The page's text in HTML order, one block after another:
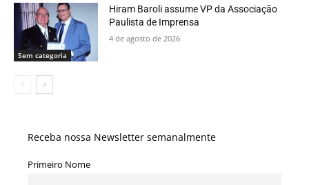
Sem categoria
Hiram Baroli assume VP da Associação
Paulista de Imprensa
4 de agosto de 2026
Receba nossa Newsletter semanalmente
Primeiro Nome